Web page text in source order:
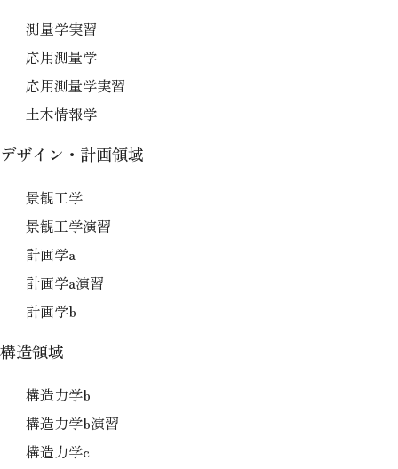
測量学実習
応用測量学
応用測量学実習
土木情報学
デザイン・計画領域
景観工学
景観工学演習
計画学a
計画学a演習
計画学b
構造領域
構造力学b
構造力学b演習
構造力学c